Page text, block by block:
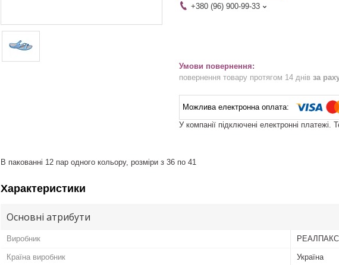
+380 (96) 900-99-33
повернення товару протягом 14 днів за
У компанії підключені електронні
В пакованні 12 пар одного кольору, розміри з 36 по 41
Характеристики
Основні атрибути
Виробник РЕАЛПАКС
Країна виробник Україна